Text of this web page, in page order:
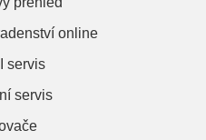
online
servis
servis